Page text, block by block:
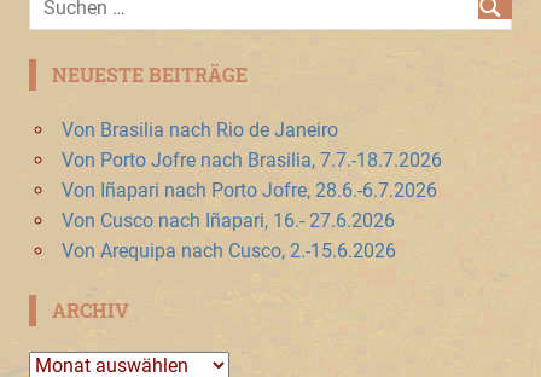
NEUESTE BEITRÄGE
Von Brasilia nach Rio de Janeiro
Von Porto Jofre nach Brasilia, 7.7.-18.7.2026
Von Iñapari nach Porto Jofre, 28.6.-6.7.2026
Von Cusco nach Iñapari, 16.- 27.6.2026
Von Arequipa nach Cusco, 2.-15.6.2026
ARCHIV
Archiv